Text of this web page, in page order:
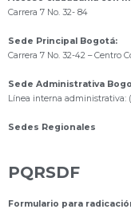
Carrera 7 No. 32- 84
Sede Principal Bogotá:
Carrera 7 No. 32-42 – Centro
Sede Administrativa
Línea interna administrativa:
Sedes Regionales
PQRSDF
Formulario para